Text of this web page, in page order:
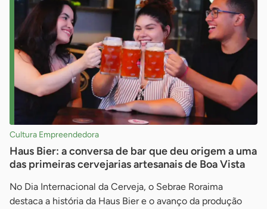
Cultura Empreendedora
Haus Bier: a conversa de bar que deu origem a uma
das primeiras cervejarias artesanais de Boa Vista
No Dia Internacional da Cerveja, o Sebrae Roraima
destaca a história da Haus Bier e o avanço da produção